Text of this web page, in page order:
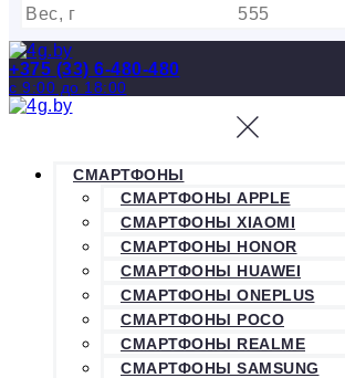
Вес, г
555
+375 (33) 6-480-480
с 9:00 до 18:00
СМАРТФОНЫ
СМАРТФОНЫ APPLE
СМАРТФОНЫ XIAOMI
СМАРТФОНЫ HONOR
СМАРТФОНЫ HUAWEI
СМАРТФОНЫ ONEPLUS
СМАРТФОНЫ POCO
СМАРТФОНЫ REALME
СМАРТФОНЫ SAMSUNG